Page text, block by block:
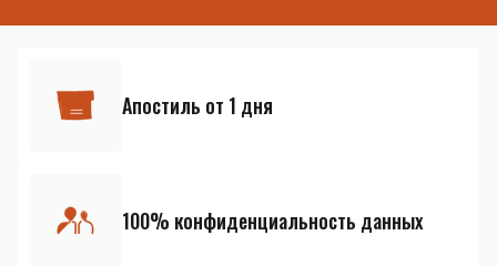
Апостиль от 1 дня
100% конфиденциальность данных